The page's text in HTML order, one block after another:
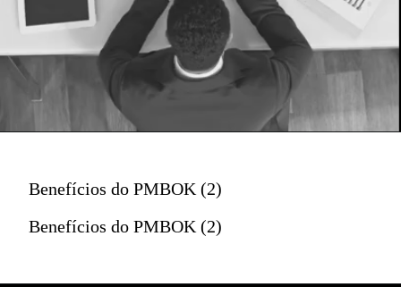
Benefícios do PMBOK (2)
Benefícios do PMBOK (2)